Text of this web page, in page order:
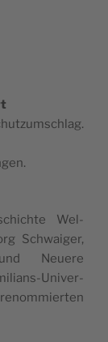
Wel­
Schwaiger,
Neuere
Uni­ver­